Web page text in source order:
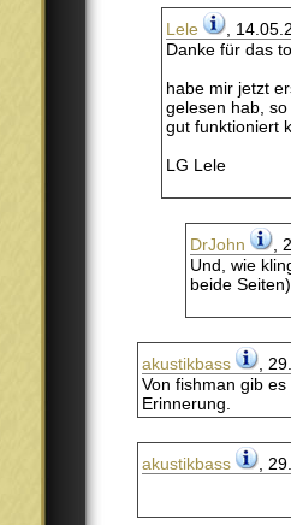
Lele
,
Danke für das
habe mir jetzt
gelesen hab,
gut funktioniert
LG Lele
DrJohn
,
Und, wie
beide
akustikbass
,
Von fishman gib
Erinnerung.
akustikbass ,